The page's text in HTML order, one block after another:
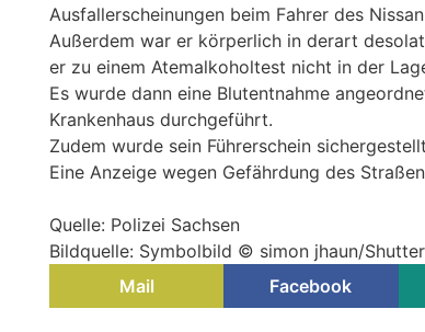
Ausfallerscheinungen beim Fahrer des
Außerdem war er körperlich in derart
er zu einem Atemalkoholtest nicht in der
Es wurde dann eine Blutentnahme
Krankenhaus durchgeführt.
Zudem wurde sein Führerschein
Eine Anzeige wegen Gefährdung des
Quelle: Polizei Sachsen
Bildquelle: Symbolbild © simon jhaun/
Mail
Facebook